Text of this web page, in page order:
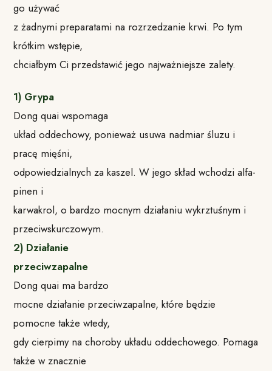
go używać
z żadnymi preparatami na rozrzedzanie krwi. Po tym
krótkim wstępie,
chciałbym Ci przedstawić jego najważniejsze zalety.
1) Grypa
Dong quai wspomaga
układ oddechowy, ponieważ usuwa nadmiar śluzu i
pracę mięśni,
odpowiedzialnych za kaszel. W jego skład wchodzi alfa-
pinen i
karwakrol, o bardzo mocnym działaniu wykrztuśnym i
przeciwskurczowym.
2) Działanie
przeciwzapalne
Dong quai ma bardzo
mocne działanie przeciwzapalne, które będzie
pomocne także wtedy,
gdy cierpimy na choroby układu oddechowego. Pomaga
także w znacznie